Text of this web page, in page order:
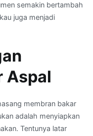
semakin bertambah
juga menjadi
Aspal
membran bakar
adalah menyiapkan
Tentunya latar